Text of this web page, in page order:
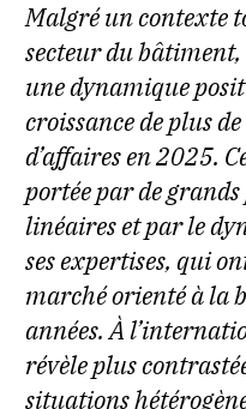
Malgré un contexte
secteur du bâtiment,
une dynamique
croissance de plus
d’affaires en 2025.
portée par de
linéaires et par le
ses expertises, qui
marché orienté à la
années. À
révèle plus
situations